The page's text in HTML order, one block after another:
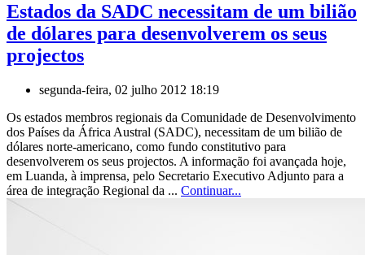
Estados da SADC necessitam de um bilião
de dólares para desenvolverem os seus
projectos
segunda-feira, 02 julho 2012 18:19
Os estados membros regionais da Comunidade de Desenvolvimento
dos Países da África Austral (SADC), necessitam de um bilião de
dólares norte-americano, como fundo constitutivo para
desenvolverem os seus projectos. A informação foi avançada hoje,
em Luanda, à imprensa, pelo Secretario Executivo Adjunto para a
área de integração Regional da ... Continuar...